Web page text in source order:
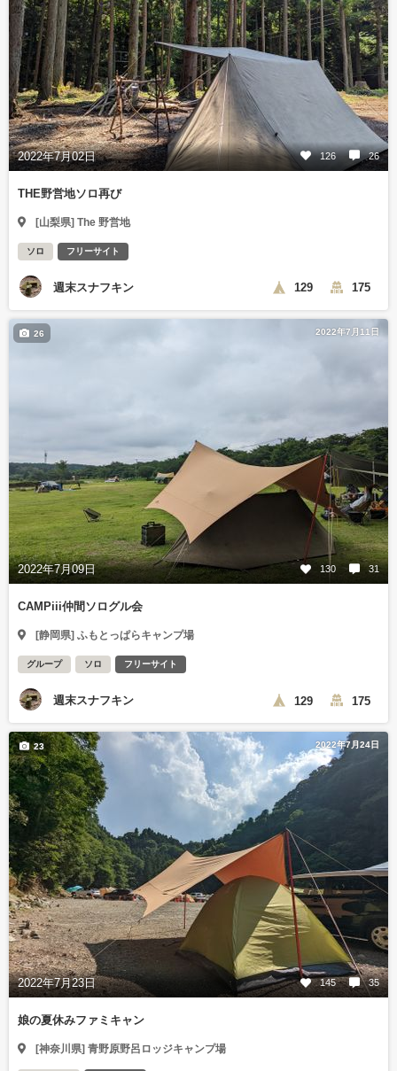
2022年7月02日 126 26
THE野営地ソロ再び
[山梨県] The 野営地
ソロ フリーサイト
週末スナフキン 129 175
2022年7月11日
2022年7月09日 130 31
26
CAMPiii仲間ソログル会
[静岡県] ふもとっぱらキャンプ場
グループ ソロ フリーサイト
週末スナフキン 129 175
2022年7月24日
2022年7月23日 145 35
23
娘の夏休みファミキャン
[神奈川県] 青野原野呂ロッジキャンプ場